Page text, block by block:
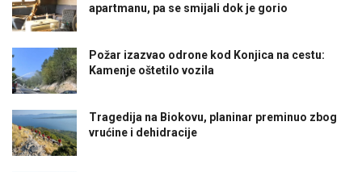
apartmanu, pa se smijali dok je gorio
Požar izazvao odrone kod Konjica na cestu:
Kamenje oštetilo vozila
Tragedija na Biokovu, planinar preminuo zbog
vrućine i dehidracije